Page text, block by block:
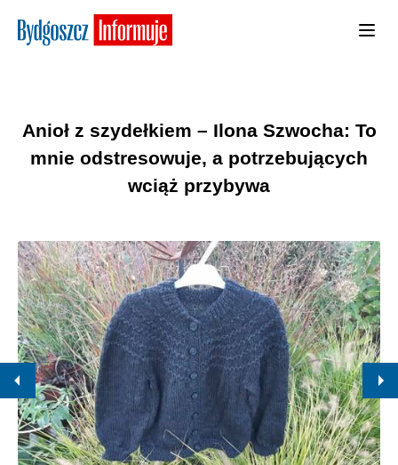
Anioł z szydełkiem – Ilona Szwocha: To
mnie odstresowuje, a potrzebujących
wciąż przybywa